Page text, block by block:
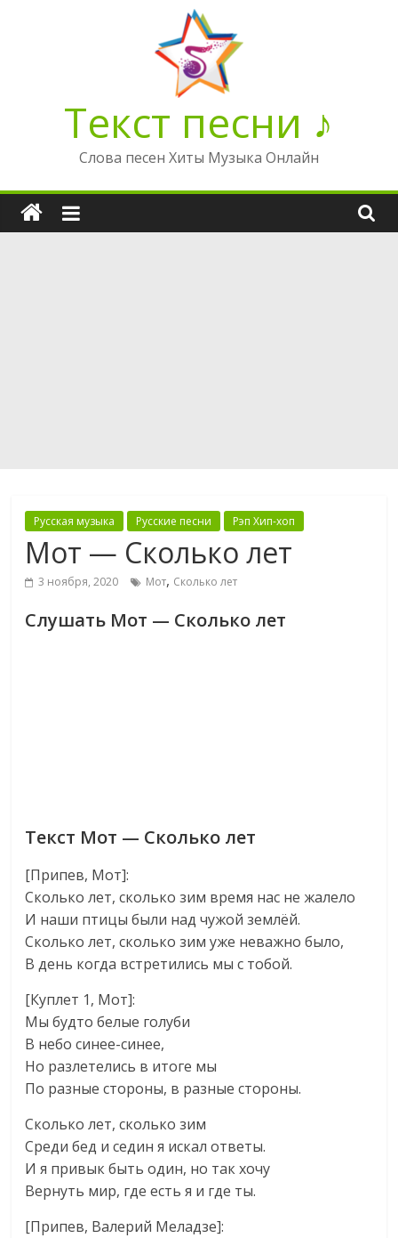
Текст песни ♪
Слова песен Хиты Музыка Онлайн
Русская музыка Русские песни Рэп Хип-хоп
Мот — Сколько лет
3 ноября, 2020 Мот, Сколько лет
Слушать Мот — Сколько лет
Текст Мот — Сколько лет
[Припев, Мот]:
Сколько лет, сколько зим время нас не жалело
И наши птицы были над чужой землёй.
Сколько лет, сколько зим уже неважно было,
В день когда встретились мы с тобой.
[Куплет 1, Мот]:
Мы будто белые голуби
В небо синее-синее,
Но разлетелись в итоге мы
По разные стороны, в разные стороны.
Сколько лет, сколько зим
Среди бед и седин я искал ответы.
И я привык быть один, но так хочу
Вернуть мир, где есть я и где ты.
[Припев, Валерий Меладзе]: